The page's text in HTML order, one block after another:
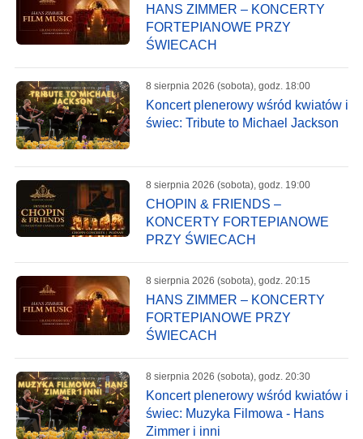
HANS ZIMMER – KONCERTY
FORTEPIANOWE PRZY
ŚWIECACH
8 sierpnia 2026 (sobota), godz. 18:00
Koncert plenerowy wśród kwiatów i
świec: Tribute to Michael Jackson
8 sierpnia 2026 (sobota), godz. 19:00
CHOPIN & FRIENDS –
KONCERTY FORTEPIANOWE
PRZY ŚWIECACH
8 sierpnia 2026 (sobota), godz. 20:15
HANS ZIMMER – KONCERTY
FORTEPIANOWE PRZY
ŚWIECACH
8 sierpnia 2026 (sobota), godz. 20:30
Koncert plenerowy wśród kwiatów i
świec: Muzyka Filmowa - Hans
Zimmer i inni